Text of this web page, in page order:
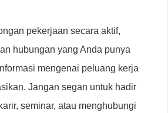
pekerjaan secara aktif,
hubungan yang Anda punya
mengenai peluang kerja
Jangan segan untuk hadir
seminar, atau menghubungi